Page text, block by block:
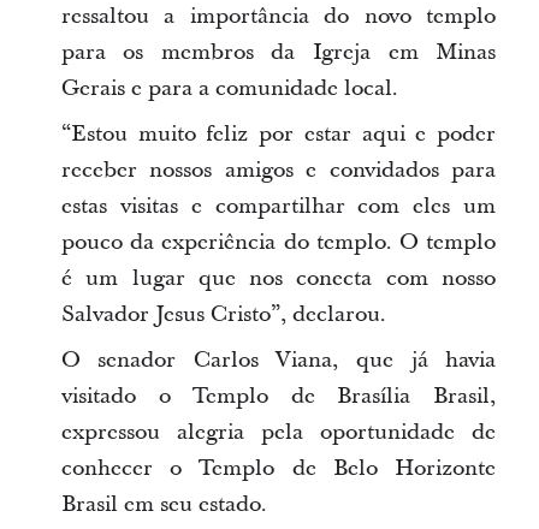
ressaltou a importância do novo templo
para os membros da Igreja em Minas
Gerais e para a comunidade local.
“Estou muito feliz por estar aqui e poder
receber nossos amigos e convidados para
estas visitas e compartilhar com eles um
pouco da experiência do templo. O templo
é um lugar que nos conecta com nosso
Salvador Jesus Cristo”, declarou.
O senador Carlos Viana, que já havia
visitado o Templo de Brasília Brasil,
expressou alegria pela oportunidade de
conhecer o Templo de Belo Horizonte
Brasil em seu estado.